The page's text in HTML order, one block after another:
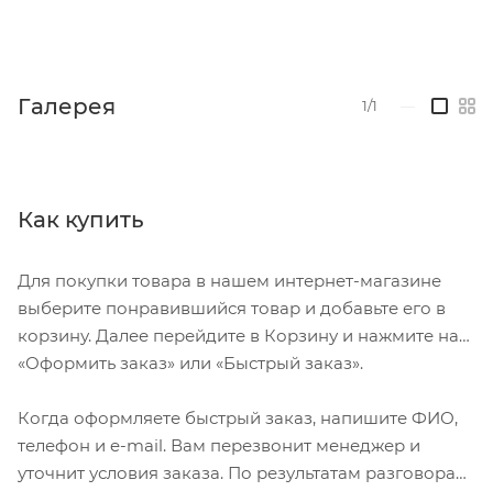
Галерея 1/1
Как купить
Для покупки товара в нашем интернет-магазине
выберите понравившийся товар и добавьте его в
корзину. Далее перейдите в Корзину и нажмите на
«Оформить заказ» или «Быстрый заказ».
Когда оформляете быстрый заказ, напишите ФИО,
телефон и e-mail. Вам перезвонит менеджер и
уточнит условия заказа. По результатам разговора